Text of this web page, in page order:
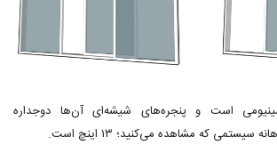
است و پنجره‌های شیشه‌ای آن‌ها دوجداره
که مشاهده می‌کنید؛ ۱۳ اینچ است.